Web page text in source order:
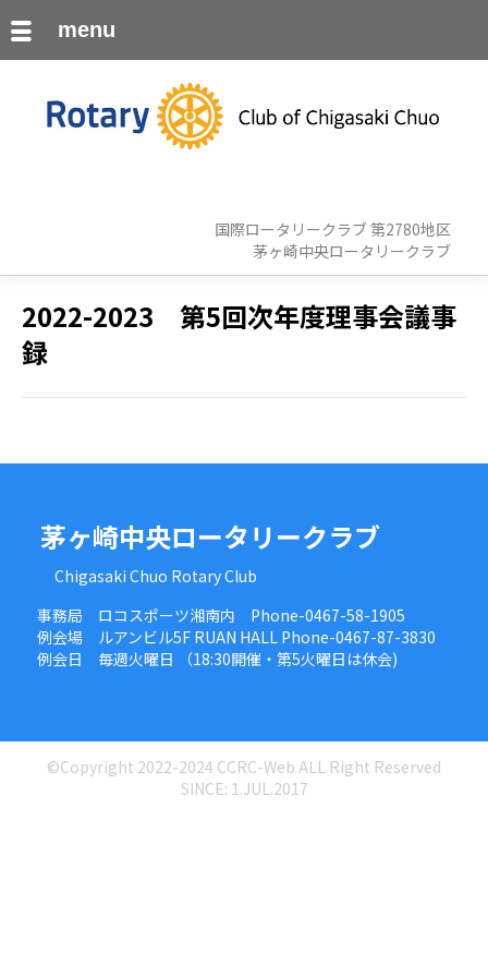
国際ロータリークラブ 第2780地区
茅ヶ崎中央ロータリークラブ
2022-2023 第5回次年度理事会議事
録
茅ヶ崎中央ロータリークラブ
Chigasaki Chuo Rotary Club
事務局 ロコスポーツ湘南内 Phone-0467-58-1905
例会場 ルアンビル5F RUAN HALL Phone-0467-87-3830
例会日 毎週火曜日 （18:30開催・第5火曜日は休会)
©Copyright 2022-2024 CCRC-Web ALL Right Reserved
SINCE: 1.JUL.2017
menu